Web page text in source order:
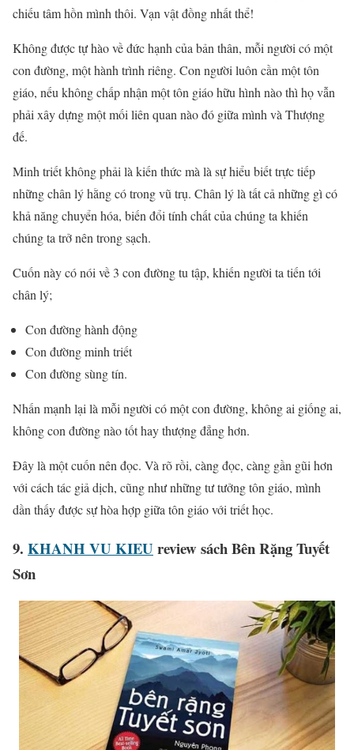
chiếu tâm hồn mình thôi. Vạn vật đồng nhất thể!
Không được tự hào về đức hạnh của bản thân, mỗi người có một
con đường, một hành trình riêng. Con người luôn cần một tôn
giáo, nếu không chấp nhận một tôn giáo hữu hình nào thì họ vẫn
phải xây dựng một mối liên quan nào đó giữa mình và Thượng
đế.
Minh triết không phải là kiến thức mà là sự hiểu biết trực tiếp
những chân lý hằng có trong vũ trụ. Chân lý là tất cả những gì có
khả năng chuyển hóa, biến đổi tính chất của chúng ta khiến
chúng ta trở nên trong sạch.
Cuốn này có nói về 3 con đường tu tập, khiến người ta tiến tới
chân lý;
Con đường hành động
Con đường minh triết
Con đường sùng tín.
Nhấn mạnh lại là mỗi người có một con đường, không ai giống ai,
không con đường nào tốt hay thượng đẳng hơn.
Đây là một cuốn nên đọc. Và rõ rồi, càng đọc, càng gần gũi hơn
với cách tác giả dịch, cũng như những tư tưởng tôn giáo, mình
dần thấy được sự hòa hợp giữa tôn giáo với triết học.
9. KHANH VU KIEU review sách Bên Rặng Tuyết
Sơn